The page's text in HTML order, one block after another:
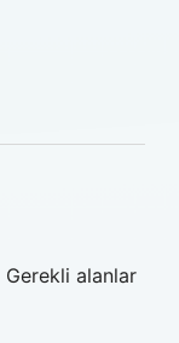
Gerekli alanlar